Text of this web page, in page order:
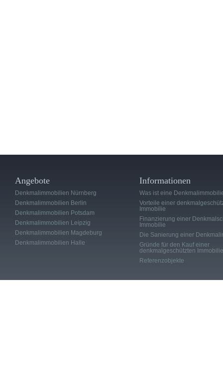
Angebote
Denkmalimmobilien Nürnberg
Denkmalimmobilien Berlin
Denkmalimmobilien Potsdam
Denkmalimmobilien Leipzig
Denkmalimmobilien Magdeburg
Denkmalimmobilien Halle
Informationen
Was ist eine
Vorteile einer
Immobilie
Finanzierung einer
Immobilie
Die Sanierung einer
Gründe für den Kauf einer
denkmalgeschützten Immobilie
Referenzobjekte